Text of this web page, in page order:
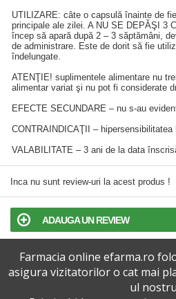
UTILIZARE: câte o capsulă înainte de
principale ale zilei. A NU SE DEPĂŞI 3
încep să apară după 2 – 3 săptămâni,
de administrare. Este de dorit să fie
îndelungate.
ATENŢIE! suplimentele alimentare nu
alimentar variat şi nu pot fi considerate
EFECTE SECUNDARE – nu s-au
CONTRAINDICAŢII – hipersensibilitatea
VALABILITATE – 3 ani de la data
Inca nu sunt review-uri la acest produs !
ADAUGA UN REVIEW
TERMENI SI CONDITII
POLITICA DE CONFIDENTIALITATE
Farmacia online efarma.ro
asigura vizitatorilor o cat mai
ul